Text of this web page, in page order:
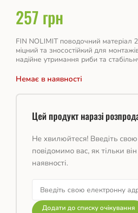
257 грн
FIN NOLIMIT поводочний матеріал
міцний та зносостійкий для
надійне утримання риби та
Немає в наявності
Цей продукт наразі
Не хвилюйтеся! Введіть
повідомимо вас, як тільки
наявності.
Додати до списку очікування